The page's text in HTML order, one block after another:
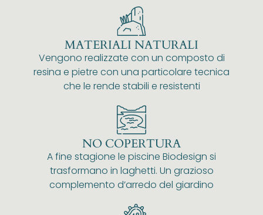
MATERIALI NATURALI
Vengono realizzate con un composto di
resina e pietre con una particolare tecnica
che le rende stabili e resistenti
NO COPERTURA
A fine stagione le piscine Biodesign si
trasformano in laghetti. Un grazioso
complemento d’arredo del giardino